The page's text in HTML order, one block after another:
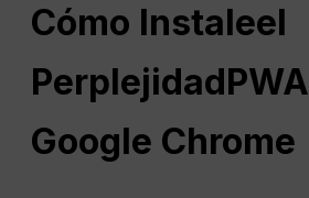
Cómo Instaleel
PerplejidadPWA
Google Chrome